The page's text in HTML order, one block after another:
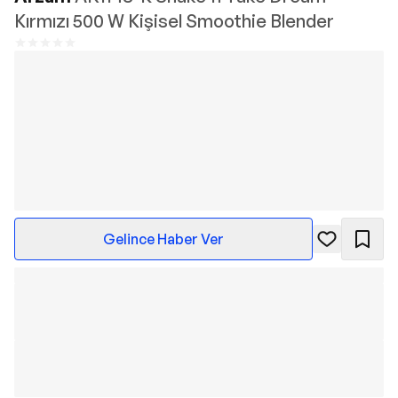
Kırmızı 500 W Kişisel Smoothie Blender
Gelince Haber Ver